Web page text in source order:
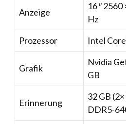
Anzeige
16 ″
Hz
Prozessor
Intel
Grafik
Nvidia
GB
Erinnerung
32 GB
DDR5-